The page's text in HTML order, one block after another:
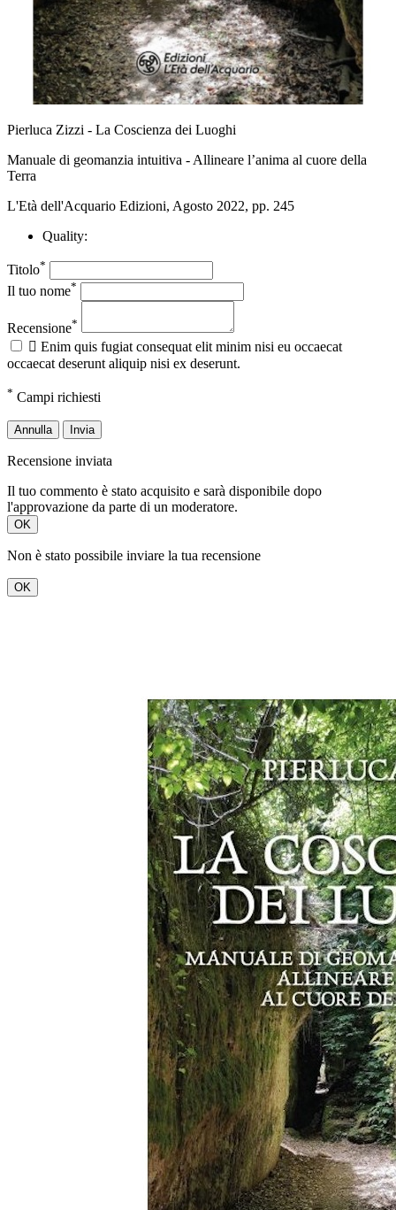
Pierluca Zizzi - La Coscienza dei Luoghi
Manuale di geomanzia intuitiva - Allineare l’anima al cuore della
Terra
L'Età dell'Acquario Edizioni, Agosto 2022, pp. 245
Quality:
Titolo*
Il tuo nome*
Recensione*
 Enim quis fugiat consequat elit minim nisi eu occaecat
occaecat deserunt aliquip nisi ex deserunt.
* Campi richiesti
Annulla Invia
Recensione inviata
Il tuo commento è stato acquisito e sarà disponibile dopo
l'approvazione da parte di un moderatore.
OK
Non è stato possibile inviare la tua recensione
OK